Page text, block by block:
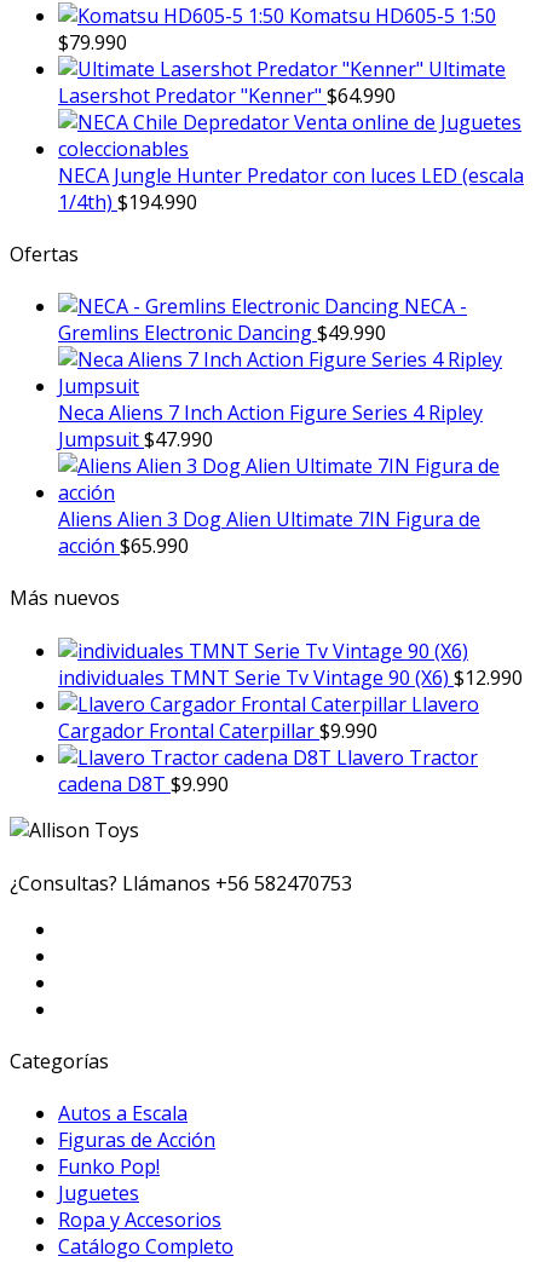
Komatsu HD605-5 1:50
$79.990
Ultimate
Lasershot Predator "Kenner" $64.990
NECA Jungle Hunter Predator con luces LED (escala
1/4th) $194.990
Ofertas
NECA -
Gremlins Electronic Dancing$49.990
Neca Aliens 7 Inch Action Figure Series 4 Ripley
Jumpsuit$47.990
Aliens Alien 3 Dog Alien Ultimate 7IN Figura de
acción $65.990
Más nuevos
individuales TMNT Serie Tv Vintage 90 (X6) $12.990
Llavero
Cargador Frontal Caterpillar$9.990
Llavero Tractor
cadena D8T $9.990
¿Consultas? Llámanos +56 582470753
Categorías
Autos a Escala
Figuras de Acción
Funko Pop!
Juguetes
Ropa y Accesorios
Catálogo Completo